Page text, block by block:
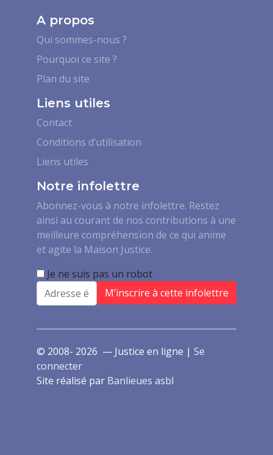
A propos
Qui sommes-nous ?
Pourquoi ce site ?
Plan du site
Liens utiles
Contact
Conditions d’utilisation
Liens utiles
Notre infolettre
Abonnez-vous à notre infolettre. Restez
ainsi au courant de nos contributions à une
meilleure compréhension de ce qui anime
et agite la Maison Justice.
Je ne suis pas un robot
Email
© 2008- 2026 — Justice en ligne | Se
connecter
Site réalisé par Banlieues asbl